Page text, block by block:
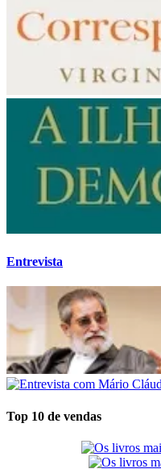
Entrevista
Top 10 de vendas